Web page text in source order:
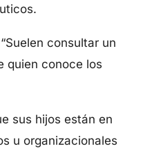
consultar un
quien conoce los
sus hijos están en
u organizacionales